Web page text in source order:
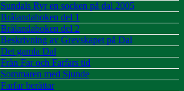
Sundals Ryr en socken på dal 2005
Brålandaboken del 1
Brålandaboken del 2
Beskrivning av Grevskapet på Dal
Det gamla Dal
Från Far och Farfars tid
Sommaren med Sjunde
Farfar berättar